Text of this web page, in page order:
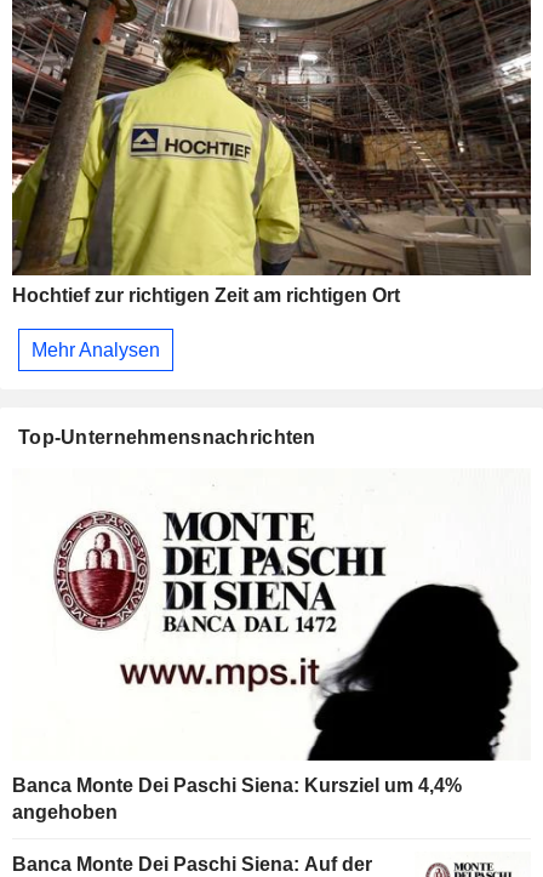
Hochtief zur richtigen Zeit am richtigen Ort
Mehr Analysen
Top-Unternehmensnachrichten
Banca Monte Dei Paschi Siena: Kursziel um 4,4%
angehoben
Banca Monte Dei Paschi Siena: Auf der